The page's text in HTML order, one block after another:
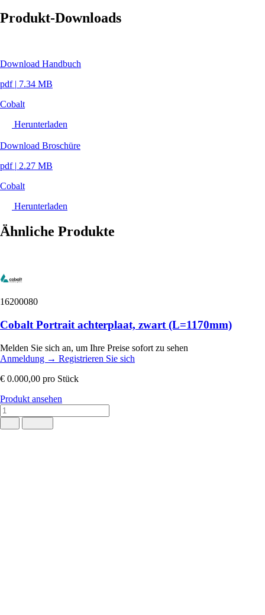
Produkt-Downloads
Download Handbuch
pdf | 7.34 MB
Cobalt
Herunterladen
Download Broschüre
pdf | 2.27 MB
Cobalt
Herunterladen
Ähnliche Produkte
16200080
Cobalt Portrait achterplaat, zwart (L=1170mm)
Melden Sie sich an, um Ihre Preise sofort zu sehen
Anmeldung → Registrieren Sie sich
€ 0.000,00 pro Stück
Produkt ansehen